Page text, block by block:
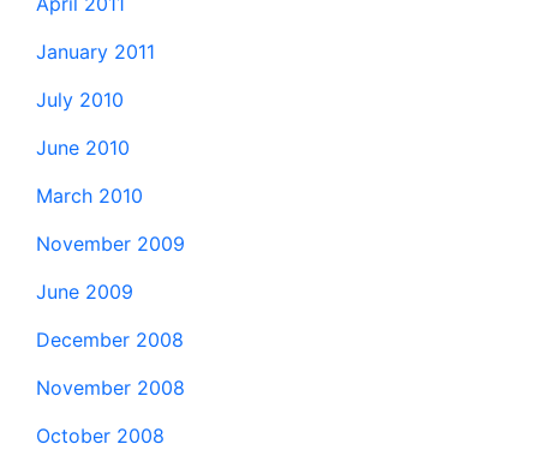
January 2011
July 2010
June 2010
March 2010
November 2009
June 2009
December 2008
November 2008
October 2008